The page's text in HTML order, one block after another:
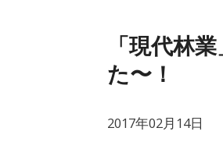
「現代林
た〜！
2017年02月14日